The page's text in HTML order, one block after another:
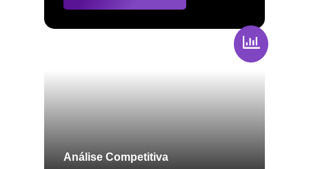
Análise Competitiva